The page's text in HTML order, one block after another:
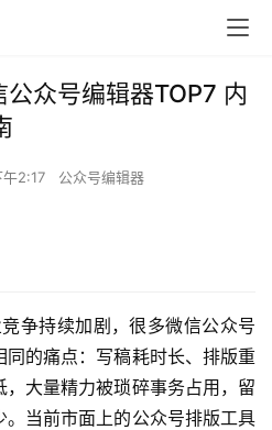
众号编辑器TOP7 内
2:17 公众号编辑器
争持续加剧，很多微信公众号
的痛点：写稿耗时长、排版重
大量精力被琐碎事务占用，留
当前市面上的公众号排版工具